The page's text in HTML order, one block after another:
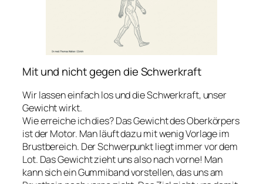
Mit und nicht gegen die Schwerkraft
Wir lassen einfach los und die Schwerkraft, unser
Gewicht wirkt.
Wie erreiche ich dies? Das Gewicht des Oberkörpers
ist der Motor. Man läuft dazu mit wenig Vorlage im
Brustbereich. Der Schwerpunkt liegt immer vor dem
Lot. Das Gewicht zieht uns also nach vorne! Man
kann sich ein Gummiband vorstellen, das uns am